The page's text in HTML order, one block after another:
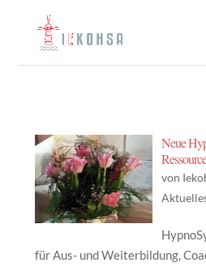
Neue
von
für Aus- und Weiterbildung,